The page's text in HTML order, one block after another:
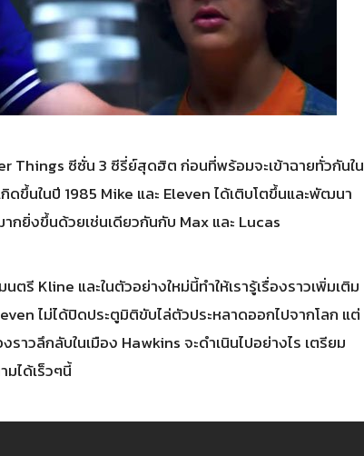
Things ซีซั่น 3 ซีรี่ย์สุดฮิต ก่อนที่พร้อมจะเข้าฉายทั่วกันใน
ดขึ้นในปี 1985 Mike และ Eleven ได้เติบโตขึ้นและพัฒนา
ยิ่งขึ้นด้วยเช่นเดียวกันกับ Max และ Lucas
รี Kline และในตัวอย่างใหม่นี้ทำให้เรารู้เรื่องราวเพิ่มเติม
ไม่ได้ปิดประตูมิติขับไล่ตัวประหลาดออกไปจากโลก แต่
าวลึกลับในเมือง Hawkins จะดำเนินไปอย่างไร เตรียม
มได้เร็วๆนี้